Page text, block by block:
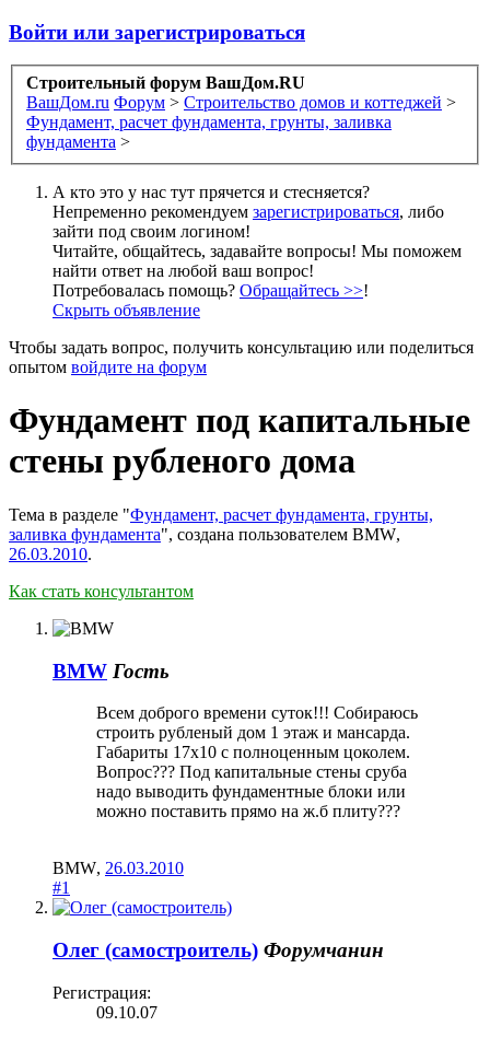
Войти или зарегистрироваться
Строительный форум ВашДом.RU
ВашДом.ru Форум > Строительство домов и коттеджей >
Фундамент, расчет фундамента, грунты, заливка
фундамента >
А кто это у нас тут прячется и стесняется?
Непременно рекомендуем зарегистрироваться, либо
зайти под своим логином!
Читайте, общайтесь, задавайте вопросы! Мы поможем
найти ответ на любой ваш вопрос!
Потребовалась помощь? Обращайтесь >>!
Скрыть объявление
Чтобы задать вопрос, получить консультацию или поделиться
опытом войдите на форум
Фундамент под капитальные
стены рубленого дома
Тема в разделе "Фундамент, расчет фундамента, грунты,
заливка фундамента", создана пользователем BMW,
26.03.2010.
Как стать консультантом
BMW Гость
Всем доброго времени суток!!! Собираюсь
строить рубленый дом 1 этаж и мансарда.
Габариты 17х10 с полноценным цоколем.
Вопрос??? Под капитальные стены сруба
надо выводить фундаментные блоки или
можно поставить прямо на ж.б плиту???
BMW, 26.03.2010
#1
Олег (самостроитель) Форумчанин
Регистрация:
09.10.07